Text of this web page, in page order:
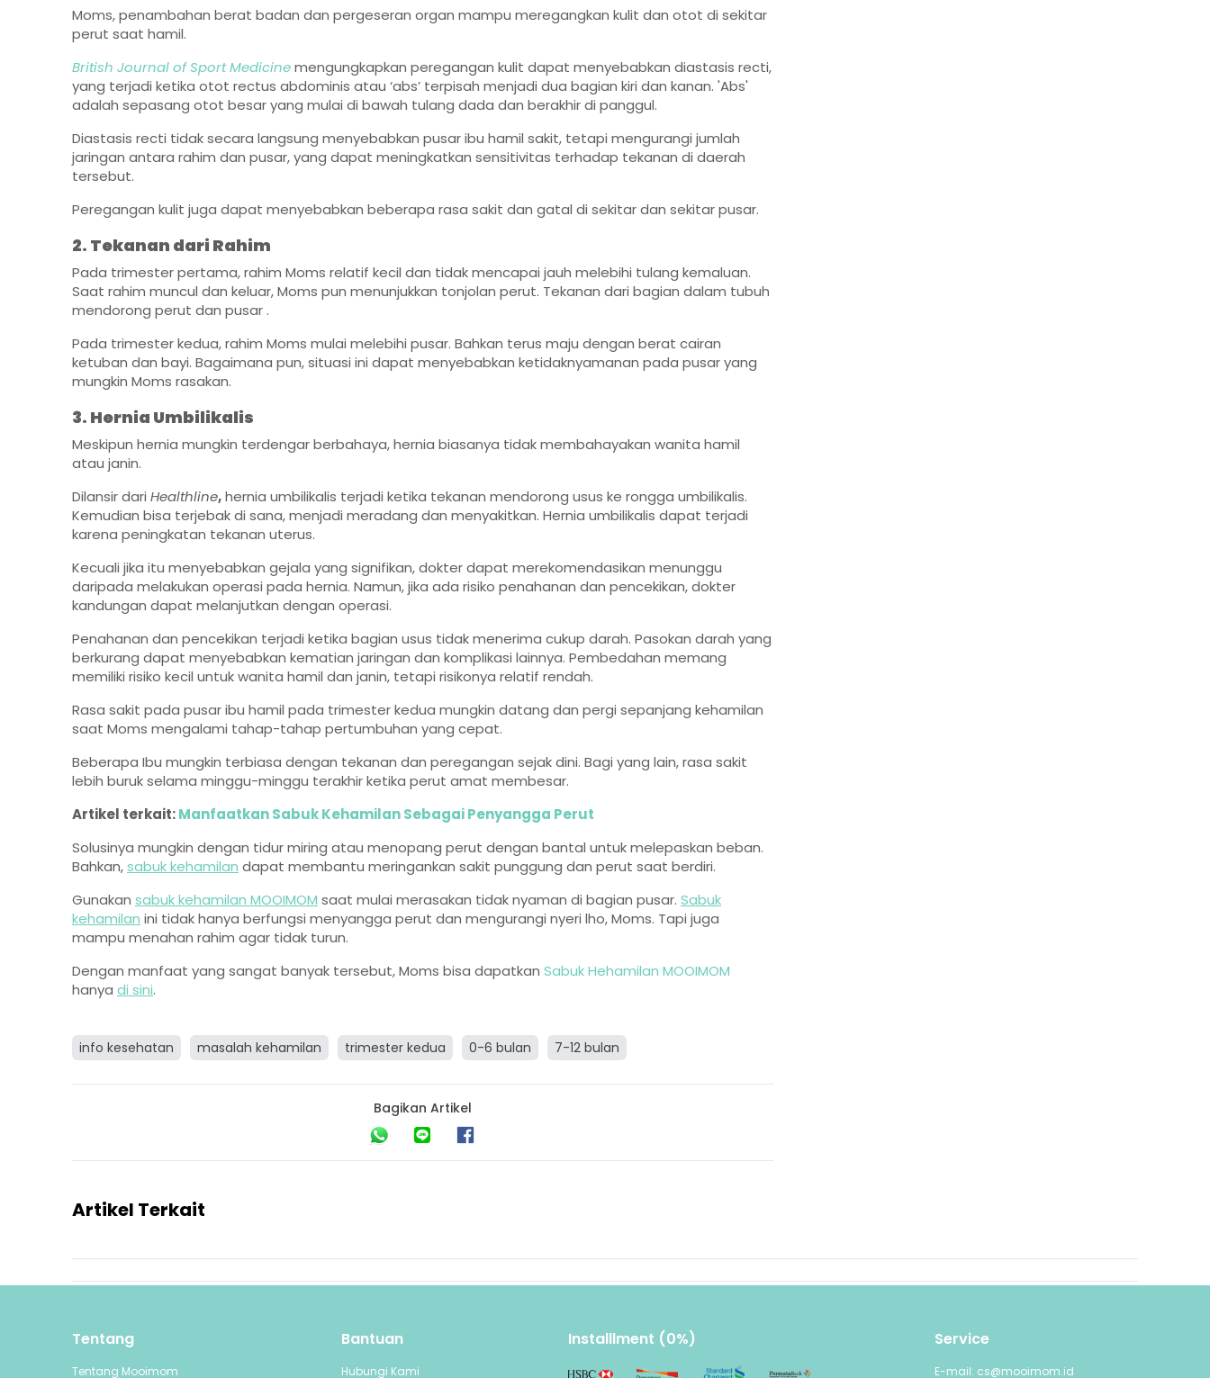
Moms, penambahan berat badan dan pergeseran organ mampu meregangkan kulit dan otot di sekitar
perut saat hamil.
British Journal of Sport Medicinemengungkapkan peregangan kulit dapat menyebabkan diastasis recti,
yang terjadi ketika otot rectus abdominis atau ‘abs’ terpisah menjadi dua bagian kiri dan kanan. 'Abs'
adalah sepasang otot besar yang mulai di bawah tulang dada dan berakhir di panggul.
Diastasis recti tidak secara langsung menyebabkan pusar ibu hamil sakit, tetapi mengurangi jumlah
jaringan antara rahim dan pusar, yang dapat meningkatkan sensitivitas terhadap tekanan di daerah
tersebut.
Peregangan kulit juga dapat menyebabkan beberapa rasa sakit dan gatal di sekitar dan sekitar pusar.
2. Tekanan dari Rahim
Pada trimester pertama, rahim Moms relatif kecil dan tidak mencapai jauh melebihi tulang kemaluan.
Saat rahim muncul dan keluar, Moms pun menunjukkan tonjolan perut. Tekanan dari bagian dalam tubuh
mendorong perut dan pusar .
Pada trimester kedua, rahim Moms mulai melebihi pusar. Bahkan terus maju dengan berat cairan
ketuban dan bayi. Bagaimana pun, situasi ini dapat menyebabkan ketidaknyamanan pada pusar yang
mungkin Moms rasakan.
3. Hernia Umbilikalis
Meskipun hernia mungkin terdengar berbahaya, hernia biasanya tidak membahayakan wanita hamil
atau janin.
Dilansir dari Healthline,hernia umbilikalis terjadi ketika tekanan mendorong usus ke rongga umbilikalis.
Kemudian bisa terjebak di sana, menjadi meradang dan menyakitkan. Hernia umbilikalis dapat terjadi
karena peningkatan tekanan uterus.
Kecuali jika itu menyebabkan gejala yang signifikan, dokter dapat merekomendasikan menunggu
daripada melakukan operasi pada hernia. Namun, jika ada risiko penahanan dan pencekikan, dokter
kandungan dapat melanjutkan dengan operasi.
Penahanan dan pencekikan terjadi ketika bagian usus tidak menerima cukup darah. Pasokan darah yang
berkurang dapat menyebabkan kematian jaringan dan komplikasi lainnya. Pembedahan memang
memiliki risiko kecil untuk wanita hamil dan janin, tetapi risikonya relatif rendah.
Rasa sakit pada pusar ibu hamil pada trimester kedua mungkin datang dan pergi sepanjang kehamilan
saat Moms mengalami tahap-tahap pertumbuhan yang cepat.
Beberapa Ibu mungkin terbiasa dengan tekanan dan peregangan sejak dini. Bagi yang lain, rasa sakit
lebih buruk selama minggu-minggu terakhir ketika perut amat membesar.
Artikel terkait:Manfaatkan Sabuk Kehamilan Sebagai Penyangga Perut
Solusinya mungkin dengan tidur miring atau menopang perut dengan bantal untuk melepaskan beban.
Bahkan,sabuk kehamilan dapat membantu meringankan sakit punggung dan perut saat berdiri.
Gunakan sabuk kehamilan MOOIMOM saat mulai merasakan tidak nyaman di bagian pusar. Sabuk
kehamilan ini tidak hanya berfungsi menyangga perut dan mengurangi nyeri lho, Moms. Tapi juga
mampu menahan rahim agar tidak turun.
Dengan manfaat yang sangat banyak tersebut, Moms bisa dapatkan Sabuk Hehamilan MOOIMOM
hanya di sini.
info kesehatan masalah kehamilan trimester kedua 0-6 bulan 7-12 bulan
Bagikan Artikel
Artikel Terkait
Tentang
Tentang Mooimom
Bantuan
Hubungi Kami
Installlment (0%) Service
E-mail: cs@mooimom.id